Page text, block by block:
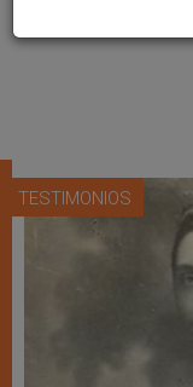
TESTIMONIOS